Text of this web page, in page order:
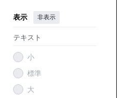
表示 非表示
テキスト
小
標準
大